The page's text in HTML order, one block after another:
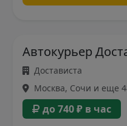
Автокурьер
Достависта
Москва, Сочи и еще
до 740 ₽ в час